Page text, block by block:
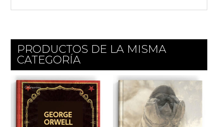
PRODUCTOS DE LA MISMA
CATEGORÍA